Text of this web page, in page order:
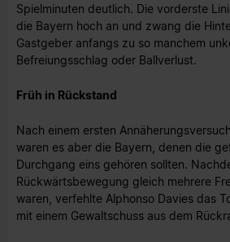
Spielminuten deutlich. Die vorderste
die Bayern hoch an und zwang die
Gastgeber anfangs zu so manchem
Befreiungsschlag oder Ballverlust.
Früh in Rückstand
Nach einem ersten
waren es aber die Bayern, denen die
Durchgang eins gehören sollten.
Rückwärtsbewegung gleich mehrere
waren, verfehlte Alphonso Davies das
mit einem Gewaltschuss aus dem